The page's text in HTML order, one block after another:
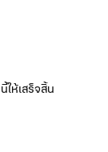
ห้เสร็จสิ้น